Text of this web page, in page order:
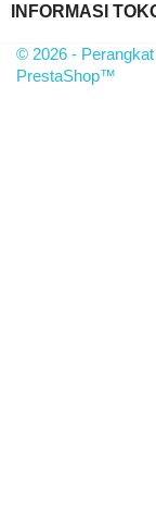
INFORMASI
© 2026 -
PrestaShop™